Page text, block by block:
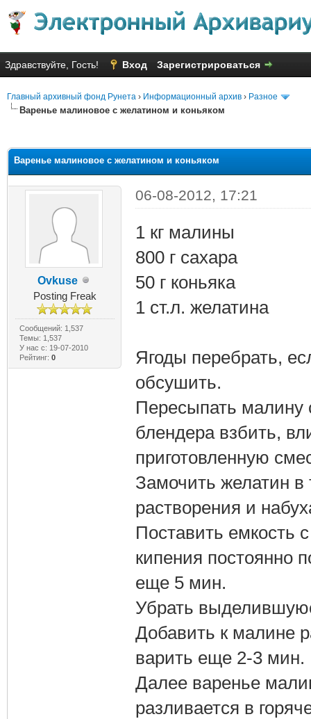
Здравствуйте, Гость! Вход Зарегистрироваться
Главный архивный фонд Рунета › Информационный архив › Разное
Варенье малиновое с желатином и коньяком
Варенье малиновое с желатином и коньяком
Ovkuse
Posting Freak
Сообщений: 1,537
Темы: 1,537
У нас с: 19-07-2010
Рейтинг: 0
06-08-2012, 17:21
1 кг малины
800 г сахара
50 г коньяка
1 ст.л. желатина
Ягоды перебрать,
обсушить.
Пересыпать
блендера взбить,
приготовленную
Замочить желатин в
растворения и
Поставить емкость
кипения постоянно
еще 5 мин.
Убрать
Добавить к малине
варить еще 2-3 мин.
Далее варенье
разливается в